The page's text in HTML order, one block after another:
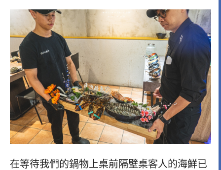
在等待我們的鍋物上桌前隔壁桌客人的海鮮已